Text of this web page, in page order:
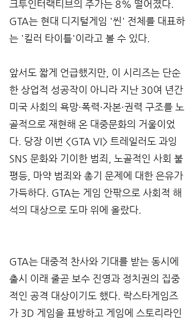
크투인터랙티브의 주가는 8% 떨어졌다.
GTA는 현대 디지털게임 '씬' 전체를 대표하
는 '킬러 타이틀'이라고 볼 수 있다.
앞서도 짧게 언급했지만, 이 시리즈는 단순
한 상업적 성공작이 아니라 지난 30여 년간
미국 사회의 욕망·폭력·자본·권력 구조를 노
골적으로 재현해 온 대중문화의 거울이었
다. 당장 이번 <GTA VI> 트레일러도 과잉
SNS 문화와 기이한 범죄, 노골적인 사회 불
평등, 마약 범죄와 총기 문제에 대한 은유가
가득하다. GTA는 게임 안팎으로 사회적 해
석의 대상으로 도마 위에 올랐다.
GTA는 대중적 찬사와 기대를 받는 동시에
출시 이래 줄곧 보수 진영과 정치권의 집중
적인 공격 대상이기도 했다. 락스타게임즈
가 3D 게임을 표방하고 게임에 스토리라인